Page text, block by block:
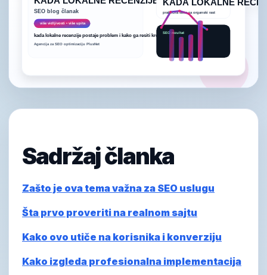
Sadržaj članka
Zašto je ova tema važna za SEO uslugu
Šta prvo proveriti na realnom sajtu
Kako ovo utiče na korisnika i konverziju
Kako izgleda profesionalna implementacija